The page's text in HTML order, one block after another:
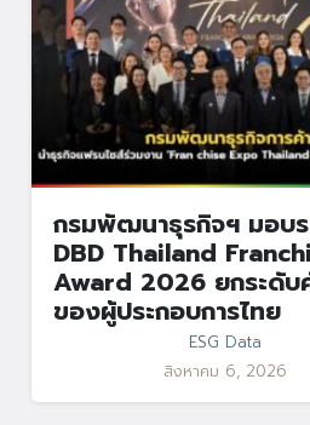
กรมพัฒนาธุรกิจฯ มอบ
DBD Thailand
Award 2026 ยกระดับ
ของผู้ประกอบการไทย
ESG Data
สิงหาคม 6, 2026